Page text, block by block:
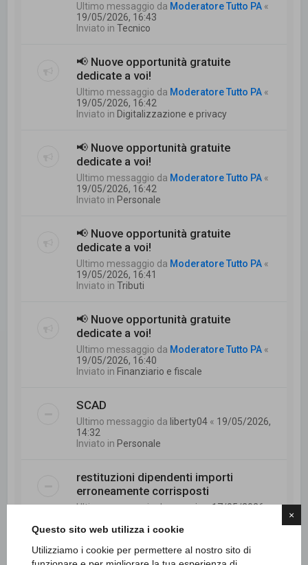
×
Questo sito web utilizza i cookie
Utilizziamo i cookie per permettere al nostro sito di
Ultimo messaggio da Moderatore Tutto PA «
19/05/2026, 16:43
Inviato inTecnico
📢 Nuove opportunità gratuite
dedicate a voi!
Ultimo messaggio da Moderatore Tutto PA «
19/05/2026, 16:42
Inviato in Digitalizzazione e privacy
📢 Nuove opportunità gratuite
dedicate a voi!
Ultimo messaggio da Moderatore Tutto PA «
19/05/2026, 16:42
Inviato in Personale
📢 Nuove opportunità gratuite
dedicate a voi!
Ultimo messaggio da Moderatore Tutto PA «
19/05/2026, 16:41
Inviato inTributi
📢 Nuove opportunità gratuite
dedicate a voi!
Ultimo messaggio da Moderatore Tutto PA «
19/05/2026, 16:40
Inviato in Finanziario e fiscale
SCAD
Ultimo messaggio da liberty04 « 19/05/2026,
14:32
Inviato in Personale
restituzioni dipendenti importi
erroneamente corrisposti
Ultimo messaggio damannie«17/05/2026,
Inviato inFinanziario e fiscale